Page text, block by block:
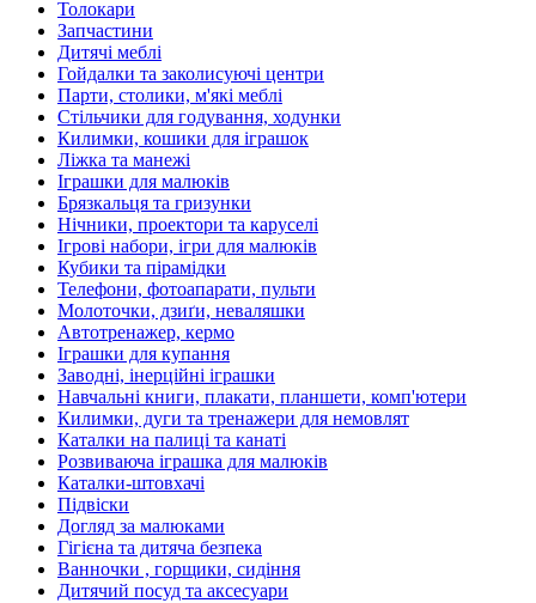
Толокари
Запчастини
Дитячі меблі
Гойдалки та заколисуючі центри
Парти, столики, м'які меблі
Стільчики для годування, ходунки
Килимки, кошики для іграшок
Ліжка та манежі
Іграшки для малюків
Брязкальця та гризунки
Нічники, проектори та каруселі
Ігрові набори, ігри для малюків
Кубики та пірамідки
Телефони, фотоапарати, пульти
Молоточки, дзиґи, неваляшки
Автотренажер, кермо
Іграшки для купання
Заводні, інерційні іграшки
Навчальні книги, плакати, планшети, комп'ютери
Килимки, дуги та тренажери для немовлят
Каталки на палиці та канаті
Розвиваюча іграшка для малюків
Каталки-штовхачі
Підвіски
Догляд за малюками
Гігієна та дитяча безпека
Ванночки , горщики, сидіння
Дитячий посуд та аксесуари